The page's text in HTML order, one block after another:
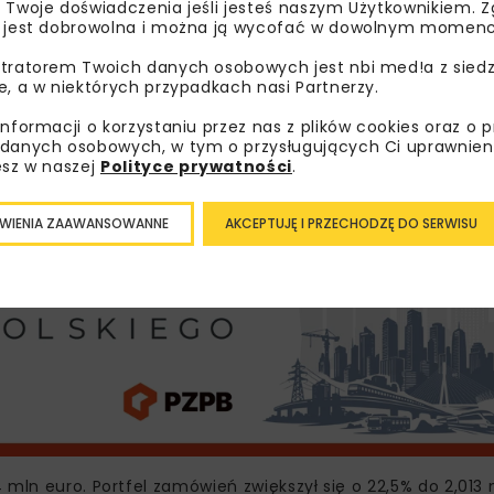
inżynieryjne, wspierane przez inwestycje
Polskę oraz kraje Europy Środkowo-Wschodniej. W
z infrastrukturą drogową, kolejową i projektami
najwyższych wzrostów w
euro. Portfel zamówień zwiększył się o 22,5% do 2,013
doświadczenia jeśli jesteś naszym Użytkownikiem.
dobrowolna i można ją wycofać w dowolnym
Twoich danych osobowych jest nbi med!a z
a w niektórych przypadkach nasi Partnerzy.
o korzystaniu przez nas z plików cookies oraz o
osobowych, w tym o przysługujących Ci
w naszej Polityce prywatności.
AKCEPTUJĘ I PRZECHODZĘ DO SERWISU
ZAAWANSOWANNE